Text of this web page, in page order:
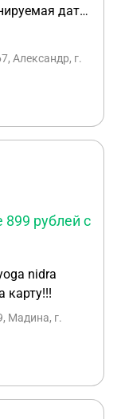
дата
15
в связи с
у
мною
линию
где мне
и стоит
этапе
каких
ждите
пришел
но при этом
рублей
Александр, г.
899 рублей с
nidra
карту!!!
Мадина, г.